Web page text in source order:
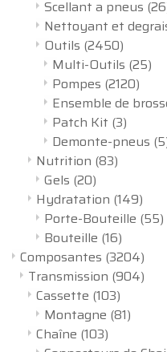
Scellant a pneus
Nettoyant et
Outils (2450)
Multi-Outils (25)
Pompes (2120)
Ensemble de
Patch Kit (3)
Demonte-pneus
Nutrition (83)
Gels (20)
Hydratation (149)
Porte-Bouteille (55)
Bouteille (16)
Composantes (3204)
Transmission (904)
Cassette (103)
Montagne (81)
Chaîne (103)